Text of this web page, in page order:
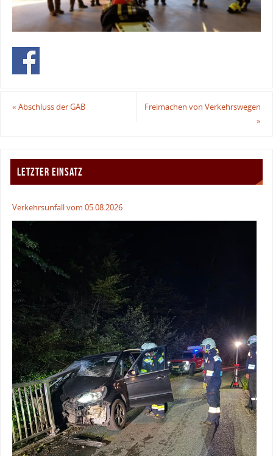
« Abschluss der GAB
Freimachen von Verkehrswegen
»
LETZTER EINSATZ
Verkehrsunfall vom 05.08.2026